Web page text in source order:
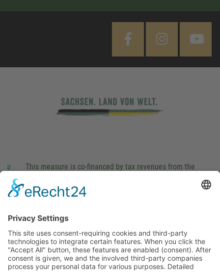
This measure is co-financed by tax revenues from the
Landtag (parliament).
This site uses consent-requiring cookies and third-party
technologies to integrate certain features. When you click the